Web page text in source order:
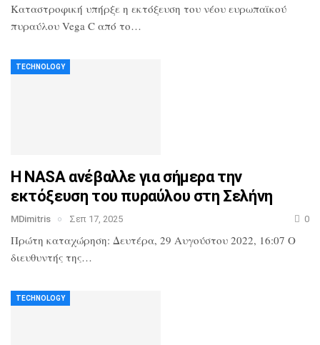
Καταστροφική υπήρξε η εκτόξευση του νέου ευρωπαϊκού
πυραύλου Vega C από το…
TECHNOLOGY
Η NASA ανέβαλλε για σήμερα την
εκτόξευση του πυραύλου στη Σελήνη
MDimitris Σεπ 17, 2025 0
Πρώτη καταχώρηση: Δευτέρα, 29 Αυγούστου 2022, 16:07 Ο
διευθυντής της…
TECHNOLOGY